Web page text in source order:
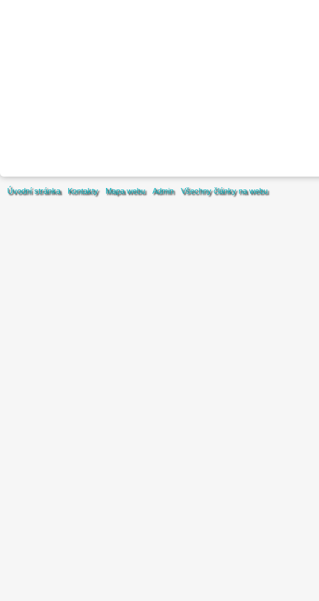
Úvodní stránka Kontakty Mapa webu Admin Všechny články na webu